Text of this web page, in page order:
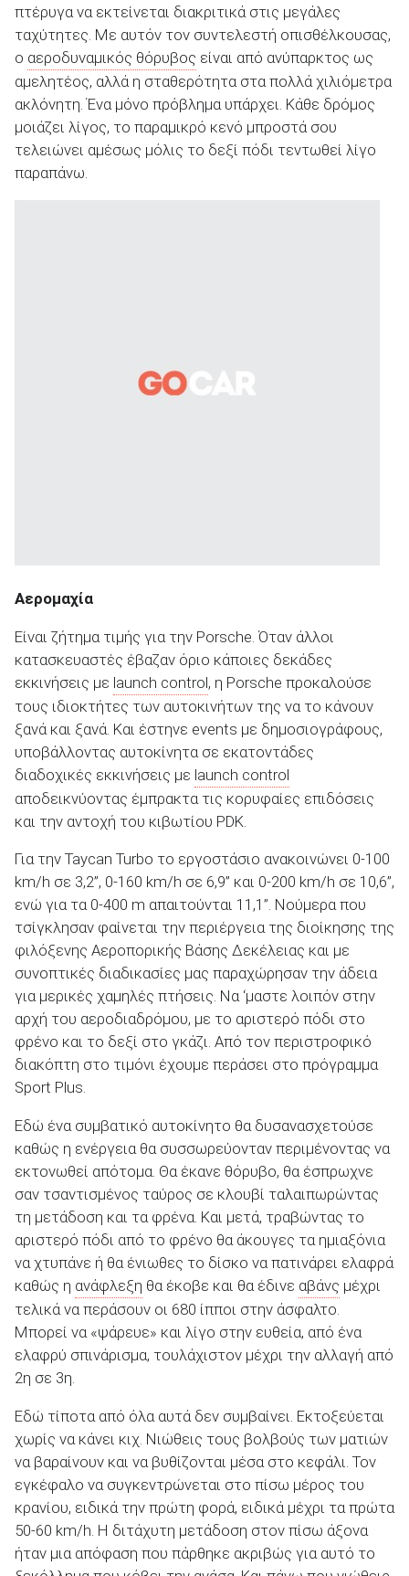
πτέρυγα να εκτείνεται διακριτικά στις μεγάλες
ταχύτητες. Με αυτόν τον συντελεστή οπισθέλκουσας,
ο αεροδυναμικός θόρυβος είναι από ανύπαρκτος ως
αμελητέος, αλλά η σταθερότητα στα πολλά χιλιόμετρα
ακλόνητη. Ένα μόνο πρόβλημα υπάρχει. Κάθε δρόμος
μοιάζει λίγος, το παραμικρό κενό μπροστά σου
τελειώνει αμέσως μόλις το δεξί πόδι τεντωθεί λίγο
παραπάνω.
Αερομαχία
Είναι ζήτημα τιμής για την Porsche. Όταν άλλοι
κατασκευαστές έβαζαν όριο κάποιες δεκάδες
εκκινήσεις με launch control, η Porsche προκαλούσε
τους ιδιοκτήτες των αυτοκινήτων της να το κάνουν
ξανά και ξανά. Και έστηνε events με δημοσιογράφους,
υποβάλλοντας αυτοκίνητα σε εκατοντάδες
διαδοχικές εκκινήσεις με launch control
αποδεικνύοντας έμπρακτα τις κορυφαίες επιδόσεις
και την αντοχή του κιβωτίου PDK.
Για την Taycan Turbo το εργοστάσιο ανακοινώνει 0-100
km/h σε 3,2”, 0-160 km/h σε 6,9” και 0-200 km/h σε 10,6”,
ενώ για τα 0-400 m απαιτούνται 11,1”. Νούμερα που
τσίγκλησαν φαίνεται την περιέργεια της διοίκησης της
φιλόξενης Αεροπορικής Βάσης Δεκέλειας και με
συνοπτικές διαδικασίες μας παραχώρησαν την άδεια
για μερικές χαμηλές πτήσεις. Να ‘μαστε λοιπόν στην
αρχή του αεροδιαδρόμου, με το αριστερό πόδι στο
φρένο και το δεξί στο γκάζι. Από τον περιστροφικό
διακόπτη στο τιμόνι έχουμε περάσει στο πρόγραμμα
Sport Plus.
Εδώ ένα συμβατικό αυτοκίνητο θα δυσανασχετούσε
καθώς η ενέργεια θα συσσωρεύονταν περιμένοντας να
εκτονωθεί απότομα. Θα έκανε θόρυβο, θα έσπρωχνε
σαν τσαντισμένος ταύρος σε κλουβί ταλαιπωρώντας
τη μετάδοση και τα φρένα. Και μετά, τραβώντας το
αριστερό πόδι από το φρένο θα άκουγες τα ημιαξόνια
να χτυπάνε ή θα ένιωθες το δίσκο να πατινάρει ελαφρά
καθώς η ανάφλεξη θα έκοβε και θα έδινε αβάνς μέχρι
τελικά να περάσουν οι 680 ίπποι στην άσφαλτο.
Μπορεί να «ψάρευε» και λίγο στην ευθεία, από ένα
ελαφρύ σπινάρισμα, τουλάχιστον μέχρι την αλλαγή από
2η σε 3η.
Εδώ τίποτα από όλα αυτά δεν συμβαίνει. Εκτοξεύεται
χωρίς να κάνει κιχ. Νιώθεις τους βολβούς των ματιών
να βαραίνουν και να βυθίζονται μέσα στο κεφάλι. Τον
εγκέφαλο να συγκεντρώνεται στο πίσω μέρος του
κρανίου, ειδικά την πρώτη φορά, ειδικά μέχρι τα πρώτα
50-60 km/h. Η διτάχυτη μετάδοση στον πίσω άξονα
ήταν μια απόφαση που πάρθηκε ακριβώς για αυτό το